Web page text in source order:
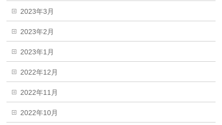
2023年3月
2023年2月
2023年1月
2022年12月
2022年11月
2022年10月